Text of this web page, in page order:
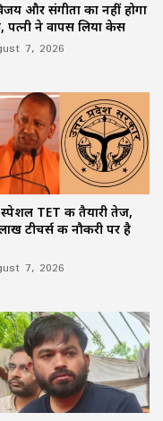
और संगीता का नहीं होगा
पत्नी ने वापस लिया केस
7, 2026
TET की तैयारी तेज,
टीचर्स की नौकरी पर है
7, 2026